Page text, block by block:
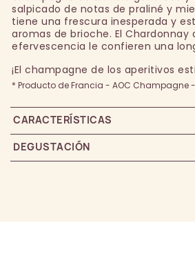
salpicado de notas de praliné y
tiene una frescura inesperada y
aromas de brioche. El
efervescencia le confieren una
¡El champagne de los aperitivos
* Producto de Francia - AOC Champagne
CARACTERÍSTICAS
DEGUSTACIÓN